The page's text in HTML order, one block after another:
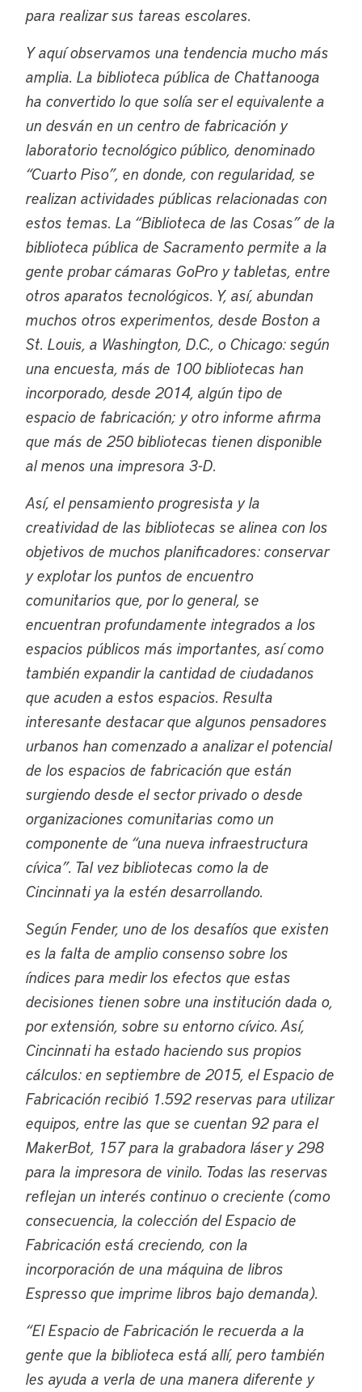
para realizar sus tareas escolares.
Y aquí observamos una tendencia mucho más
amplia. La biblioteca pública de Chattanooga
ha convertido lo que solía ser el equivalente a
un desván en un centro de fabricación y
laboratorio tecnológico público, denominado
“Cuarto Piso”, en donde, con regularidad, se
realizan actividades públicas relacionadas con
estos temas. La “Biblioteca de las Cosas” de la
biblioteca pública de Sacramento permite a la
gente probar cámaras GoPro y tabletas, entre
otros aparatos tecnológicos. Y, así, abundan
muchos otros experimentos, desde Boston a
St. Louis, a Washington, D.C., o Chicago: según
una encuesta, más de 100 bibliotecas han
incorporado, desde 2014, algún tipo de
espacio de fabricación; y otro informe afirma
que más de 250 bibliotecas tienen disponible
al menos una impresora 3-D.
Así, el pensamiento progresista y la
creatividad de las bibliotecas se alinea con los
objetivos de muchos planificadores: conservar
y explotar los puntos de encuentro
comunitarios que, por lo general, se
encuentran profundamente integrados a los
espacios públicos más importantes, así como
también expandir la cantidad de ciudadanos
que acuden a estos espacios. Resulta
interesante destacar que algunos pensadores
urbanos han comenzado a analizar el potencial
de los espacios de fabricación que están
surgiendo desde el sector privado o desde
organizaciones comunitarias como un
componente de “una nueva infraestructura
cívica”. Tal vez bibliotecas como la de
Cincinnati ya la estén desarrollando.
Según Fender, uno de los desafíos que existen
es la falta de amplio consenso sobre los
índices para medir los efectos que estas
decisiones tienen sobre una institución dada o,
por extensión, sobre su entorno cívico. Así,
Cincinnati ha estado haciendo sus propios
cálculos: en septiembre de 2015, el Espacio de
Fabricación recibió 1.592 reservas para utilizar
equipos, entre las que se cuentan 92 para el
MakerBot, 157 para la grabadora láser y 298
para la impresora de vinilo. Todas las reservas
reflejan un interés continuo o creciente (como
consecuencia, la colección del Espacio de
Fabricación está creciendo, con la
incorporación de una máquina de libros
Espresso que imprime libros bajo demanda).
“El Espacio de Fabricación le recuerda a la
gente que la biblioteca está allí, pero también
les ayuda a verla de una manera diferente y